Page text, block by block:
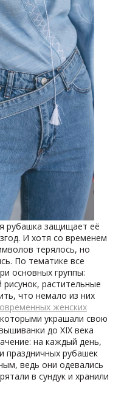
рубашка защищает её
И хотя со временем
терялось, но
По тематике все
основных группы:
растительные
что немало из них
женских
украшали свою
до XIX века
на каждый день,
праздничных рубашек
ведь они одевались
в сундук и хранили